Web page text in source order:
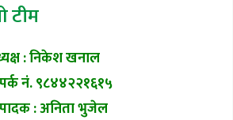
टीम
: निकेश खनाल
नं. ९८४४२२१६१५
: अनिता भुजेल